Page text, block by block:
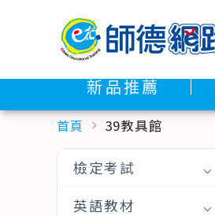
新品推薦
首頁 chevron_right 39教具館
檢定考試
英語教材